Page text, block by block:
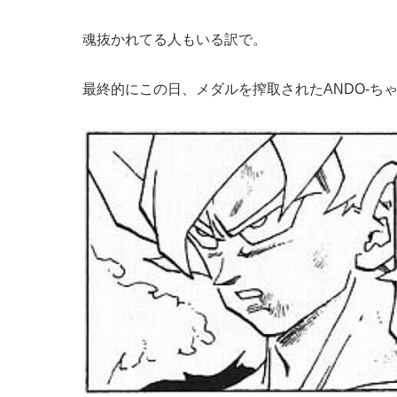
魂抜かれてる人もいる訳で。
最終的にこの日、メダルを搾取されたANDO-ち